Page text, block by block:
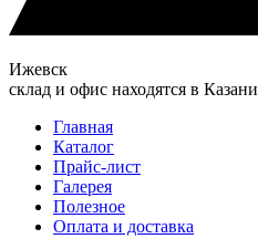
Ижевск
склад и офис находятся в Казани
Главная
Каталог
Прайс-лист
Галерея
Полезное
Оплата и доставка